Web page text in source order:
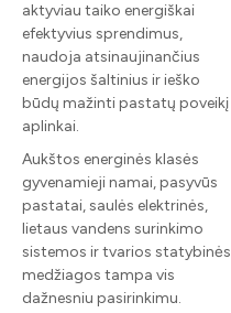
aktyviau taiko energiškai
efektyvius sprendimus,
naudoja atsinaujinančius
energijos šaltinius ir ieško
būdų mažinti pastatų poveikį
aplinkai.
Aukštos energinės klasės
gyvenamieji namai, pasyvūs
pastatai, saulės elektrinės,
lietaus vandens surinkimo
sistemos ir tvarios statybinės
medžiagos tampa vis
dažnesniu pasirinkimu.